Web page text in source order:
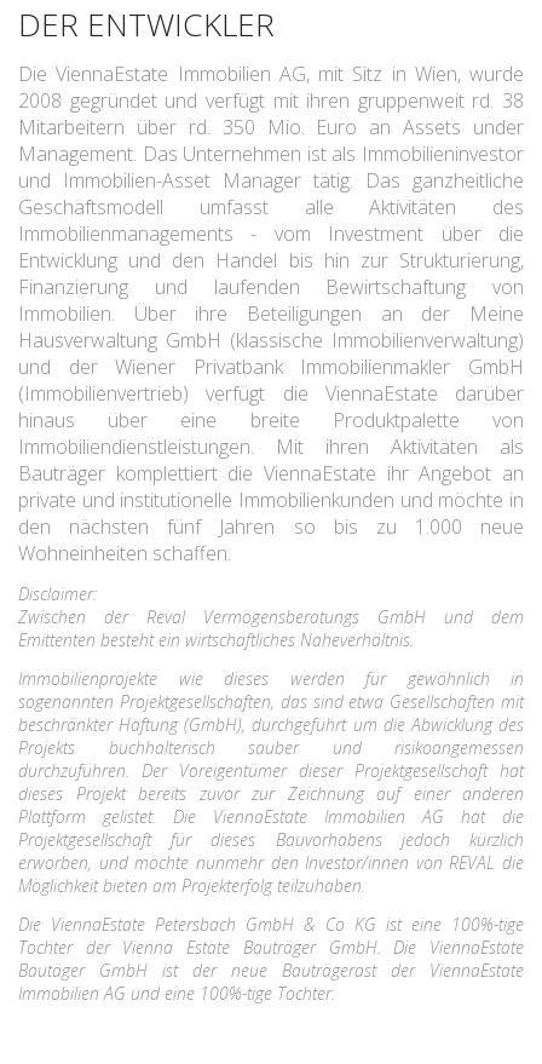
DER ENTWICKLER
Die ViennaEstate Immobilien AG, mit Sitz in Wien, wurde
2008 gegründet und verfügt mit ihren gruppenweit rd. 38
Mitarbeitern über rd. 350 Mio. Euro an Assets under
Management. Das Unternehmen ist als Immobilieninvestor
und Immobilien-Asset Manager tätig. Das ganzheitliche
Geschäftsmodell umfasst alle Aktivitäten des
Immobilienmanagements - vom Investment über die
Entwicklung und den Handel bis hin zur Strukturierung,
Finanzierung und laufenden Bewirtschaftung von
Immobilien. Über ihre Beteiligungen an der Meine
Hausverwaltung GmbH (klassische Immobilienverwaltung)
und der Wiener Privatbank Immobilienmakler GmbH
(Immobilienvertrieb) verfügt die ViennaEstate darüber
hinaus über eine breite Produktpalette von
Immobiliendienstleistungen. Mit ihren Aktivitäten als
Bauträger komplettiert die ViennaEstate ihr Angebot an
private und institutionelle Immobilienkunden und möchte in
den nächsten fünf Jahren so bis zu 1.000 neue
Wohneinheiten schaffen.
Disclaimer:
Zwischen der Reval Vermögensberatungs GmbH und dem
Emittenten besteht ein wirtschaftliches Naheverhältnis.
Immobilienprojekte wie dieses werden für gewöhnlich in
sogenannten Projektgesellschaften, das sind etwa Gesellschaften mit
beschränkter Haftung (GmbH), durchgeführt um die Abwicklung des
Projekts buchhalterisch sauber und risikoangemessen
durchzuführen. Der Voreigentümer dieser Projektgesellschaft hat
dieses Projekt bereits zuvor zur Zeichnung auf einer anderen
Plattform gelistet. Die ViennaEstate
Immobilien AG hat die
Projektgesellschaft für dieses Bauvorhabens jedoch kürzlich
erworben, und möchte nunmehr den Investor/innen von REVAL die
Möglichkeit bieten am Projekterfolg teilzuhaben.
Die ViennaEstate Petersbach GmbH & Co KG ist eine 100%-tige
Tochter der Vienna Estate Bauträger GmbH. Die ViennaEstate
Bautäger GmbH ist der neue Bauträgerast der ViennaEstate
Immobilien AG und eine 100%-tige Tochter.